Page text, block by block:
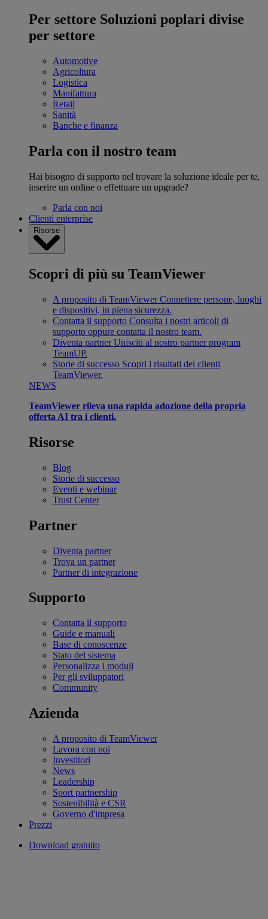
Per settore Soluzioni poplari divise
per settore
Automotive
Agricoltura
Logistica
Manifattura
Retail
Sanità
Banche e finanza
Parla con il nostro team
Hai bisogno di supporto nel trovare la soluzione ideale per te,
inserire un ordine o effettuare un upgrade?
Parla con noi
Clienti enterprise
Risorse
Scopri di più su TeamViewer
A proposito di TeamViewer Connettere persone, luoghi
e dispositivi, in piena sicurezza.
Contatta il supporto Consulta i nostri articoli di
supporto oppure contatta il nostro team.
Diventa partner Unisciti al nostro partner program
TeamUP.
Storie di successo Scopri i risultati dei clienti
TeamViewer.
NEWS
TeamViewer rileva una rapida adozione della propria
offerta AI tra i clienti.
Risorse
Blog
Storie di successo
Eventi e webinar
Trust Center
Partner
Diventa partner
Trova un partner
Partner di integrazione
Supporto
Contatta il supporto
Guide e manuali
Base di conoscenze
Stato del sistema
Personalizza i moduli
Per gli sviluppatori
Community
Azienda
A proposito di TeamViewer
Lavora con noi
Investitori
News
Leadership
Sport partnership
Sostenibilità e CSR
Governo d'impresa
Prezzi
Download gratuito